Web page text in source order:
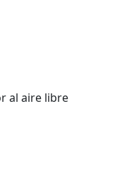
al aire libre